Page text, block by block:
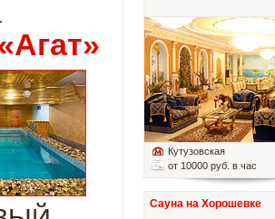
Кутузовская
от 10000 руб. в час
Сауна на Хорошевке